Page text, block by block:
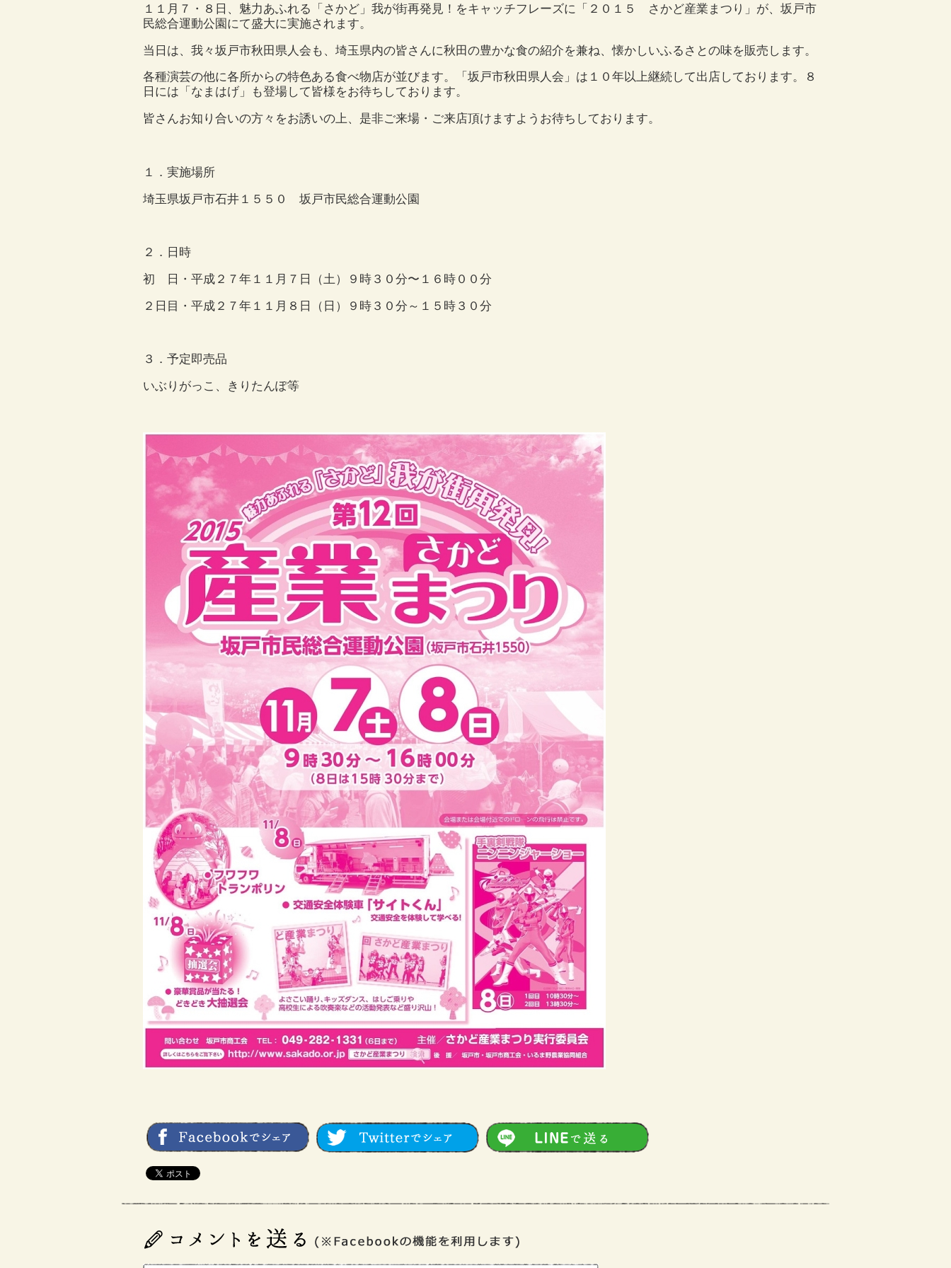
１１月７・８日、魅力あふれる「さかど」我が街再発見！をキャッチフレーズに「２０１５ さかど産業まつり」が、坂戸市
民総合運動公園にて盛大に実施されます。
当日は、我々坂戸市秋田県人会も、埼玉県内の皆さんに秋田の豊かな食の紹介を兼ね、懐かしいふるさとの味を販売します。
各種演芸の他に各所からの特色ある食べ物店が並びます。「坂戸市秋田県人会」は１０年以上継続して出店しております。８
日には「なまはげ」も登場して皆様をお待ちしております。
皆さんお知り合いの方々をお誘いの上、是非ご来場・ご来店頂けますようお待ちしております。
１．実施場所
埼玉県坂戸市石井１５５０ 坂戸市民総合運動公園
２．日時
初 日・平成２７年１１月７日（土）９時３０分〜１６時００分
２日目・平成２７年１１月８日（日）９時３０分～１５時３０分
３．予定即売品
いぶりがっこ、きりたんぽ等